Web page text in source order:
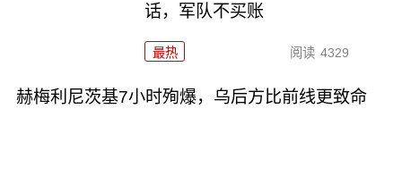
话，军队不买账
最热 阅读 4329
赫梅利尼茨基7小时殉爆，乌后方比前线更致命